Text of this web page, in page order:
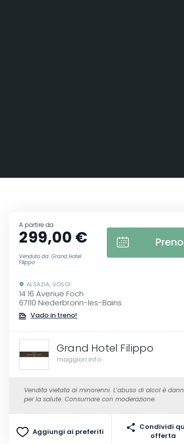
A partire da
299,00 €
Venduto da: Grand Hotel
Filippo
ALSAZIA, VOSGI
14 16 Avenue Foch
67110 Niederbronn-les-Bains
Vado in treno!
Grand Hotel Filippo
maggiori info
Vendita vietata ai minorenni. L’abuso di alcol è
per la salute. Consumare con moderazione.
Aggiungi ai preferiti
Condividi
offerta